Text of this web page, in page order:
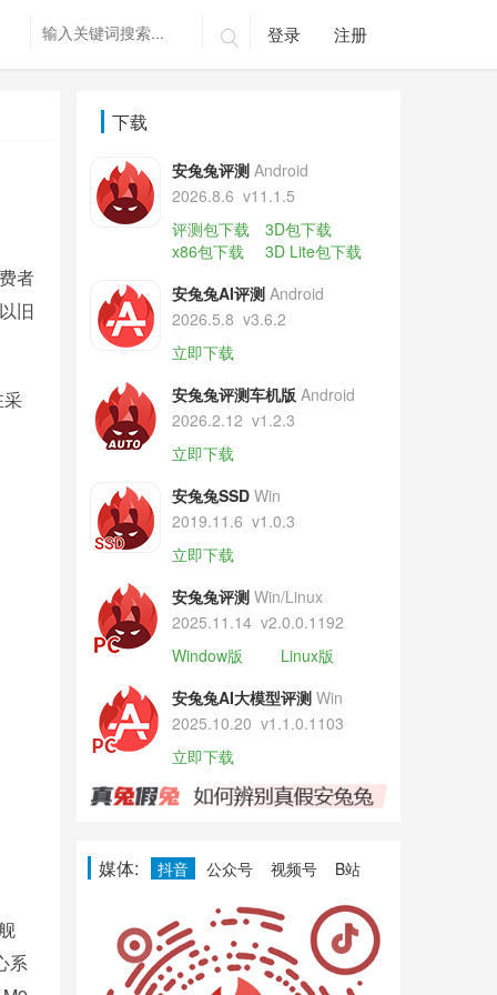
 登录 注册
者
旧
系
下载
安兔兔评测 Android
2026.8.6 v11.1.5
评测包下载
3D包下载
x86包下载
3D Lite包下载
安兔兔AI评测 Android
2026.5.8 v3.6.2
立即下载
安兔兔评测车机版 Android
2026.2.12 v1.2.3
立即下载
安兔兔SSD Win
2019.11.6 v1.0.3
立即下载
安兔兔评测 Win/Linux
2025.11.14 v2.0.0.1192
Window版
Linux版
安兔兔AI大模型评测 Win
2025.10.20 v1.1.0.1103
立即下载
媒体: 抖音 公众号 视频号 B站